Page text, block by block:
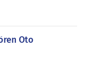
Oto